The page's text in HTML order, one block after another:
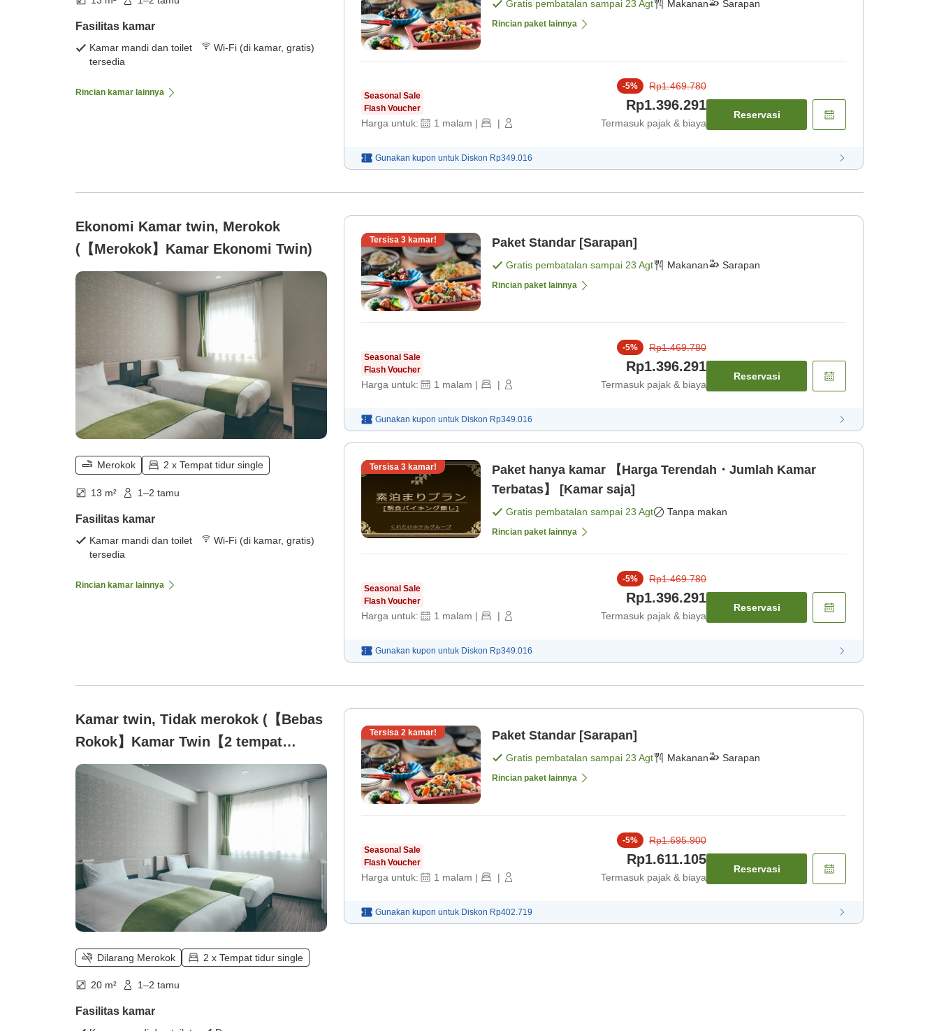
Fasilitas kamar
Kamar mandi dan toilet
tersedia
Wi-Fi (di kamar, gratis)
Rincian kamar lainnya
Gratis pembatalan sampai 23 Agt Makanan Sarapan
Rincian paket lainnya
Seasonal Sale
Flash Voucher
Harga untuk: 1 malam | |
-5% Rp1.469.780
Rp1.396.291
Termasuk pajak & biaya
Reservasi
Gunakan kupon untuk Diskon Rp349.016
Ekonomi Kamar twin, Merokok
(【Merokok】Kamar Ekonomi Twin)
Merokok 2 x Tempat tidur single
13 m² 1–2 tamu
Fasilitas kamar
Kamar mandi dan toilet
tersedia
Wi-Fi (di kamar, gratis)
Rincian kamar lainnya
Tersisa 3 kamar! Paket Standar [Sarapan]
Gratis pembatalan sampai 23 Agt Makanan Sarapan
Rincian paket lainnya
Seasonal Sale
Flash Voucher
Harga untuk: 1 malam | |
-5% Rp1.469.780
Rp1.396.291
Termasuk pajak & biaya
Reservasi
Gunakan kupon untuk Diskon Rp349.016
Tersisa 3 kamar!
Paket hanya kamar 【Harga Terendah・Jumlah Kamar
Terbatas】 [Kamar saja]
Gratis pembatalan sampai 23 Agt Tanpa makan
Rincian paket lainnya
Seasonal Sale
Flash Voucher
Harga untuk: 1 malam | |
-5% Rp1.469.780
Rp1.396.291
Termasuk pajak & biaya
Reservasi
Gunakan kupon untuk Diskon Rp349.016
Kamar twin, Tidak merokok (【Bebas
Rokok】Kamar Twin【2 tempat
tidur】)
Dilarang Merokok 2 x Tempat tidur single
20 m² 1–2 tamu
Fasilitas kamar
Tersisa 2 kamar! Paket Standar [Sarapan]
Gratis pembatalan sampai 23 Agt Makanan Sarapan
Rincian paket lainnya
Seasonal Sale
Flash Voucher
Harga untuk: 1 malam | |
-5% Rp1.695.900
Rp1.611.105
Termasuk pajak & biaya
Reservasi
Gunakan kupon untuk Diskon Rp402.719